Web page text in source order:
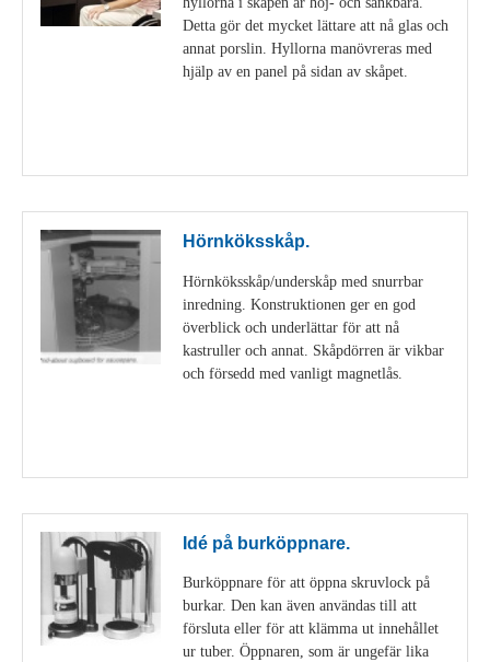
Detta gör det mycket lättare att nå glas och
annat porslin. Hyllorna manövreras med
hjälp av en panel på sidan av skåpet.
Hörnköksskåp.
Hörnköksskåp/underskåp med snurrbar
inredning. Konstruktionen ger en god
överblick och underlättar för att nå
kastruller och annat. Skåpdörren är vikbar
och försedd med vanligt magnetlås.
Idé på burköppnare.
Burköppnare för att öppna skruvlock på
burkar. Den kan även användas till att
försluta eller för att klämma ut innehållet
ur tuber. Öppnaren, som är ungefär lika